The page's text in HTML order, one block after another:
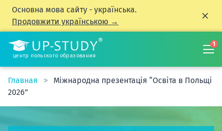
Основна мова сайту - українська.
Продовжити українською →
центр польского образования
1
Главная
Міжнародна презентація “Освіта в Польщі
2026”